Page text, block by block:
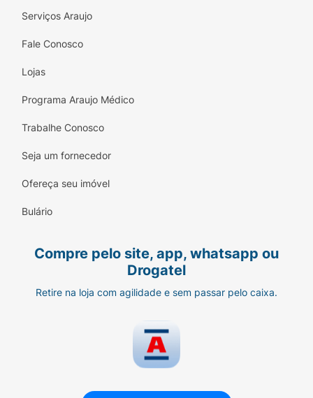
Serviços Araujo
Fale Conosco
Lojas
Programa Araujo Médico
Trabalhe Conosco
Seja um fornecedor
Ofereça seu imóvel
Bulário
Compre pelo site, app, whatsapp ou
Drogatel
Retire na loja com agilidade e sem passar pelo caixa.